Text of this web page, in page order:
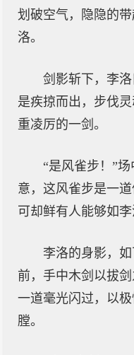
划破空气，隐隐的
洛。
剑影斩下，李
是疾掠而出，步伐
重凌厉的一剑。
“是风雀步！”
意，这风雀步是一
可却鲜有人能够如李
李洛的身影，
前，手中木剑以拔
一道毫光闪过，以
膛。